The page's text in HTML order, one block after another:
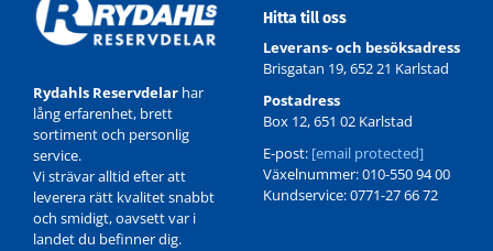
Rydahls Reservdelar har
lång erfarenhet, brett
sortiment och personlig
service.
Vi strävar alltid efter att
leverera rätt kvalitet snabbt
och smidigt, oavsett var i
landet du befinner dig.
Hitta till oss
Leverans- och besöksadress
Brisgatan 19, 652 21 Karlstad
Postadress
Box 12, 651 02 Karlstad
E-post: [email protected]
Växelnummer: 010-550 94 00
Kundservice: 0771-27 66 72